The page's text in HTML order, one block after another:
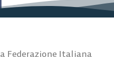
Federazione Italiana